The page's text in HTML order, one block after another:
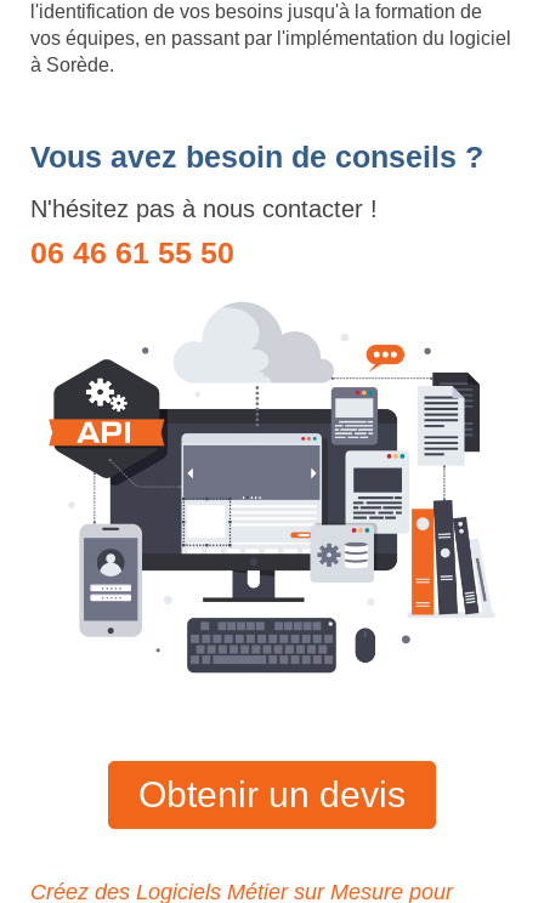
l'identification de vos besoins jusqu'à la formation de
vos équipes, en passant par l'implémentation du logiciel
à Sorède.
Vous avez besoin de conseils ?
N'hésitez pas à nous contacter !
06 46 61 55 50
Obtenir un devis
Créez des Logiciels Métier sur Mesure pour